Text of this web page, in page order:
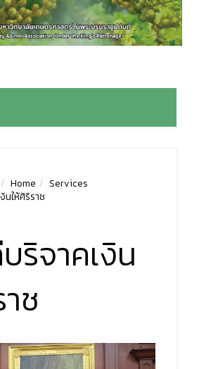
Home
Services
นให้ศิริราช
ริจาคเงิน
ช